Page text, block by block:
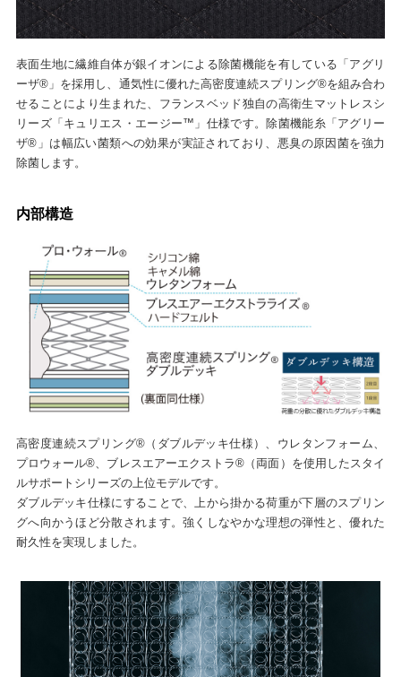
表面生地に繊維自体が銀イオンによる除菌機能を有している「アグリ
ーザ®」を採用し、通気性に優れた高密度連続スプリング®を組み合わ
せることにより生まれた、フランスベッド独自の高衛生マットレスシ
リーズ「キュリエス・エージー™」仕様です。除菌機能糸「アグリー
ザ®」は幅広い菌類への効果が実証されており、悪臭の原因菌を強力
除菌します。
内部構造
高密度連続スプリング®（ダブルデッキ仕様）、ウレタンフォーム、
プロウォール®、ブレスエアーエクストラ®（両面）を使用したスタイ
ルサポートシリーズの上位モデルです。
ダブルデッキ仕様にすることで、上から掛かる荷重が下層のスプリン
グへ向かうほど分散されます。強くしなやかな理想の弾性と、優れた
耐久性を実現しました。